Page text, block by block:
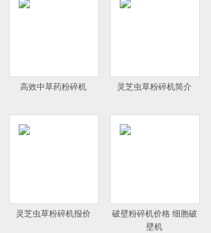
高效中草药粉碎机 灵芝虫草粉碎机简介
灵芝虫草粉碎机报价
破壁粉碎机价格 细胞破
壁机